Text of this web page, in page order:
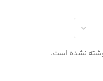
نشده است.